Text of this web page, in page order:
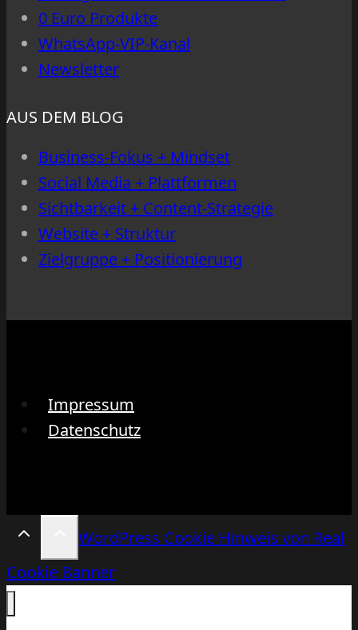
bringt
0 Euro Produkte
WhatsApp-VIP-Kanal
Newsletter
AUS DEM BLOG
Business-Fokus + Mindset
Social Media + Plattformen
Sichtbarkeit + Content-Strategie
Website + Struktur
Zielgruppe + Positionierung
Impressum
Datenschutz
WordPress Cookie Hinweis von Real
Cookie Banner